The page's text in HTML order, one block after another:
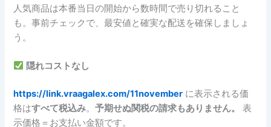
人気商品は本番当日の開始から数時間で売り切れること
も。事前チェックで、最安値と確実な配送を確保しましょ
う。
隠れコストなし
https://link.vraagalex.com/11november に表示される価
格はすべて税込み。予期せぬ関税の請求もありません。
表
示価格＝お支払い金額です。